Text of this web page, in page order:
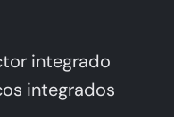
integrado
integrados